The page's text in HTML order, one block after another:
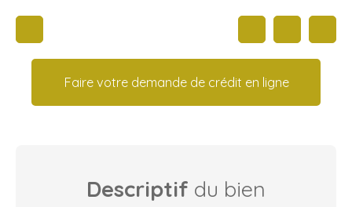
Faire votre demande de crédit en ligne
Descriptif du bien